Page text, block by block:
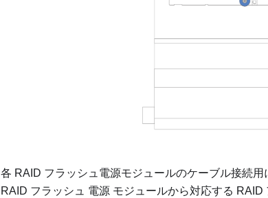
各 RAID フラッシュ電源モジュールのケーブル接続
RAID フラッシュ 電源 モジュールから対応する RAID